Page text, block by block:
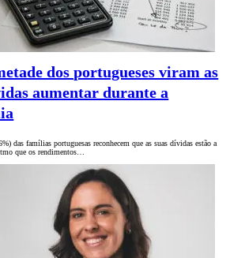
dos portugueses viram as
aumentar durante a
das famílias portuguesas reconhecem que as suas dívidas estão a
que os rendimentos…